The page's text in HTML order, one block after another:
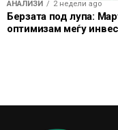
АНАЛИЗИ 2 недели ago
Берзата под лупа:
оптимизам меѓу